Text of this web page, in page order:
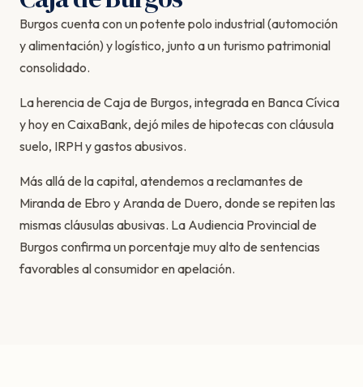
Burgos cuenta con un potente polo industrial (automoción
y alimentación) y logístico, junto a un turismo patrimonial
consolidado.
La herencia de Caja de Burgos, integrada en Banca Cívica
y hoy en CaixaBank, dejó miles de hipotecas con cláusula
suelo, IRPH y gastos abusivos.
Más allá de la capital, atendemos a reclamantes de
Miranda de Ebro y Aranda de Duero, donde se repiten las
mismas cláusulas abusivas. La Audiencia Provincial de
Burgos confirma un porcentaje muy alto de sentencias
favorables al consumidor en apelación.